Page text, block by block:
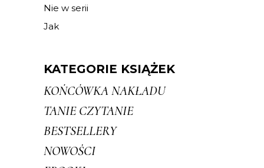
Nie w serii
Jak
KATEGORIE KSIĄŻEK
KOŃCÓWKA NAKŁADU
TANIE CZYTANIE
BESTSELLERY
NOWOŚCI